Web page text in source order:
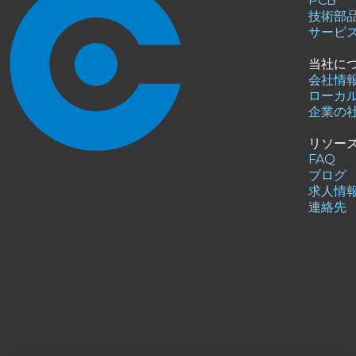
技術部
サービ
当社に
会社情
ローカ
企業の
リソー
FAQ
ブログ
求人情
連絡先